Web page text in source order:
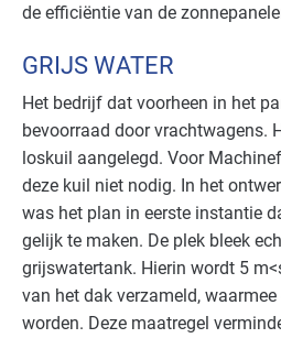
de efficiëntie van de
GRIJS WATER
Het bedrijf dat voorheen in het
bevoorraad door vrachtwagens.
loskuil aangelegd. Voor
deze kuil niet nodig. In het
was het plan in eerste instantie
gelijk te maken. De plek bleek
grijswatertank. Hierin wordt 5
van het dak verzameld, waarmee
worden. Deze maatregel